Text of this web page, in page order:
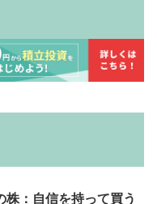
株：自信を持って買う